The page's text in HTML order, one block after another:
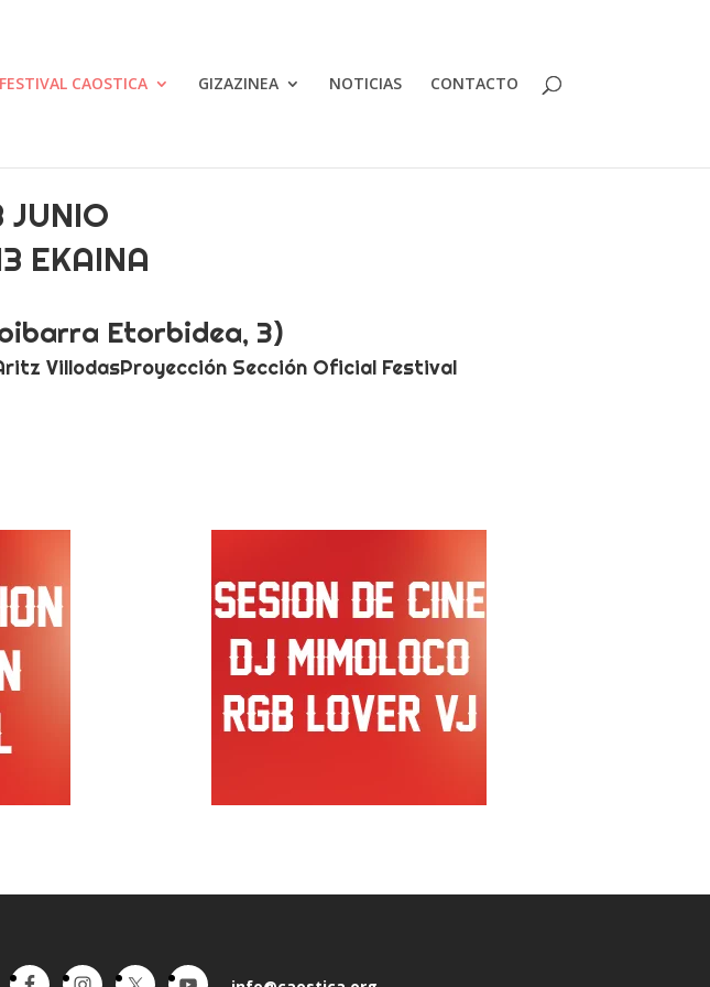
FESTIVAL CAOSTICA GIZAZINEA NOTICIAS CONTACTO
JUNIO
EKAINA
Etorbidea, 3)
VillodasProyección Sección Oficial Festival